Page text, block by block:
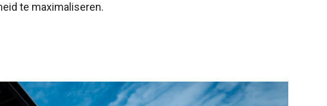
te maximaliseren.